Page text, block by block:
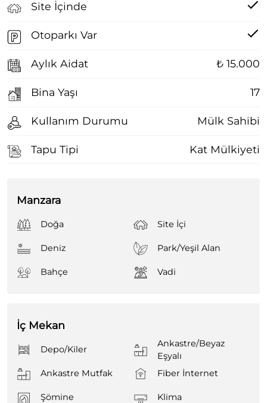
Site İçinde
Otoparkı Var
Aylık Aidat ₺ 15.000
Bina Yaşı 17
Kullanım Durumu Mülk Sahibi
Tapu Tipi Kat Mülkiyeti
Manzara
Doğa Site İçi
Deniz Park/Yeşil Alan
Bahçe Vadi
İç Mekan
Depo/Kiler
Ankastre/Beyaz
Eşyalı
Ankastre Mutfak
Fiber İnternet
Şömine Klima